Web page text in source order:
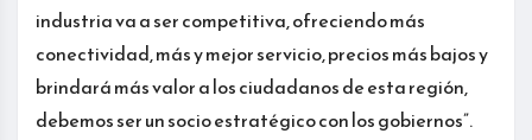
industria va a ser competitiva, ofreciendo más
conectividad, más y mejor servicio, precios más bajos y
brindará más valor a los ciudadanos de esta región,
debemos ser un socio estratégico con los gobiernos”.